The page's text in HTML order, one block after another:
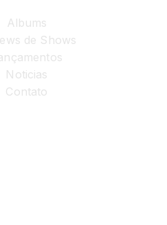
Albums
de Shows
Noticias
Contato